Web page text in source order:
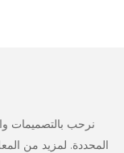
نرحب بالتصميمات
المحددة. لمزيد من